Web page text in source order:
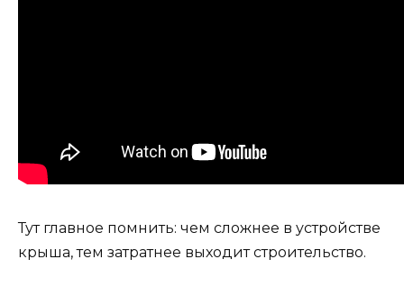
Тут главное помнить: чем сложнее в устройстве
крыша, тем затратнее выходит строительство.